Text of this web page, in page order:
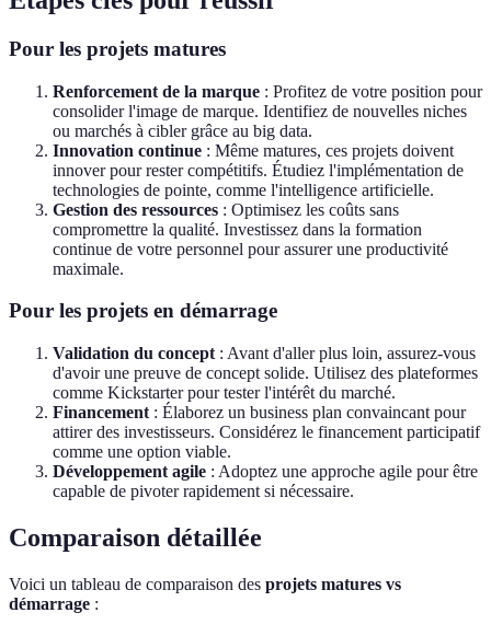
Pour les projets matures
Renforcement de la marque : Profitez de votre position pour
consolider l'image de marque. Identifiez de nouvelles niches
ou marchés à cibler grâce au big data.
Innovation continue : Même matures, ces projets doivent
innover pour rester compétitifs. Étudiez l'implémentation de
technologies de pointe, comme l'intelligence artificielle.
Gestion des ressources : Optimisez les coûts sans
compromettre la qualité. Investissez dans la formation
continue de votre personnel pour assurer une productivité
maximale.
Pour les projets en démarrage
Validation du concept : Avant d'aller plus loin, assurez-vous
d'avoir une preuve de concept solide. Utilisez des plateformes
comme Kickstarter pour tester l'intérêt du marché.
Financement : Élaborez un business plan convaincant pour
attirer des investisseurs. Considérez le financement participatif
comme une option viable.
Développement agile : Adoptez une approche agile pour être
capable de pivoter rapidement si nécessaire.
Comparaison détaillée
Voici un tableau de comparaison des projets matures vs
démarrage :